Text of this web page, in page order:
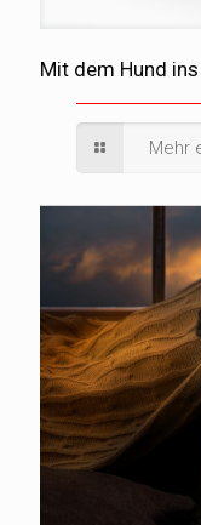
Mit dem Hund
Mehr